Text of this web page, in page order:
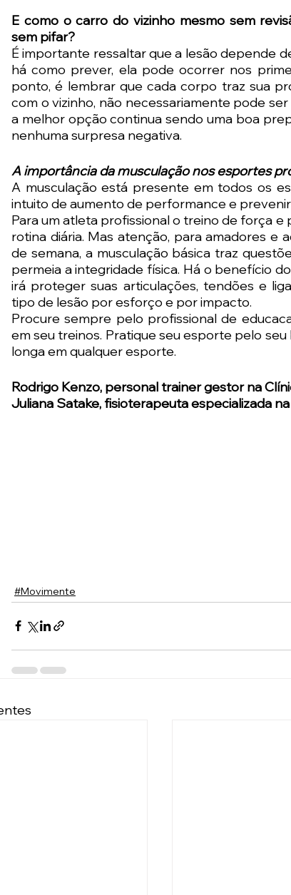
E como o carro do vizinho mesmo sem
sem pifar?
É importante ressaltar que a lesão depende
há como prever, ela pode ocorrer nos
ponto, é lembrar que cada corpo traz sua
com o vizinho, não necessariamente pode
a melhor opção continua sendo uma boa
nenhuma surpresa negativa.
A importância da musculação nos esportes
A musculação está presente em todos os
intuito de aumento de performance e
Para um atleta profissional o treino de força
rotina diária. Mas atenção, para amadores e
de semana, a musculação básica traz
permeia a integridade física. Há o benefício
irá proteger suas articulações, tendões e
tipo de lesão por esforço e por impacto.
Procure sempre pelo profissional de
em seu treinos. Pratique seu esporte pelo
longa em qualquer esporte.
Rodrigo Kenzo, personal trainer gestor na
Juliana Satake, fisioterapeuta especializada
#Movimente